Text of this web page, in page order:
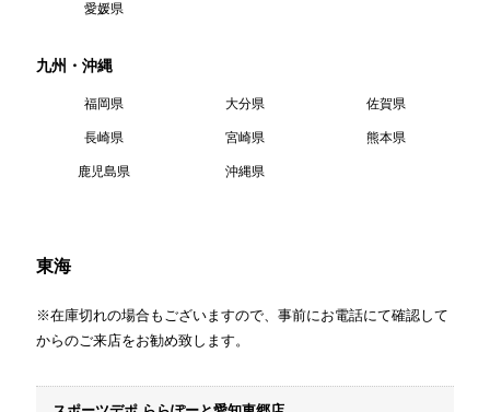
愛媛県
九州・沖縄
福岡県 大分県 佐賀県
長崎県 宮崎県 熊本県
鹿児島県 沖縄県
東海
※在庫切れの場合もございますので、事前にお電話にて確認して
からのご来店をお勧め致します。